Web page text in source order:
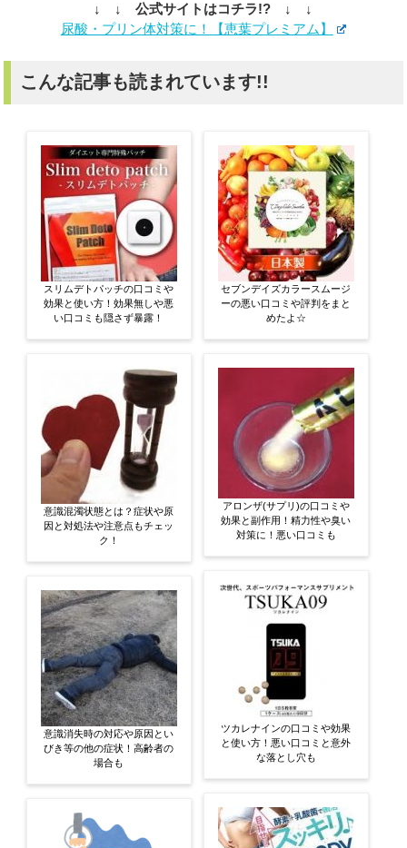
↓ ↓ 公式サイトはコチラ!? ↓ ↓
尿酸・プリン体対策に！【恵葉プレミアム】
こんな記事も読まれています!!
スリムデトパッチの口コミや
効果と使い方！効果無しや悪
い口コミも隠さず暴露！
意識混濁状態とは？症状や原
因と対処法や注意点もチェッ
ク！
意識消失時の対応や原因とい
びき等の他の症状！高齢者の
場合も
セブンデイズカラースムージ
ーの悪い口コミや評判をまと
めたよ☆
アロンザ(サプリ)の口コミや
効果と副作用！精力性や臭い
対策に！悪い口コミも
ツカレナインの口コミや効果
と使い方！悪い口コミと意外
な落とし穴も